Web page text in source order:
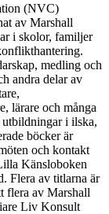
(NVC)
av Marshall
i skolor, familjer
medling och
andra delar av
lärare och många
utbildningar i ilska,
böcker är
och kontakt
Känsloboken
Flera av titlarna är
flera av Marshall
Liv Konsult